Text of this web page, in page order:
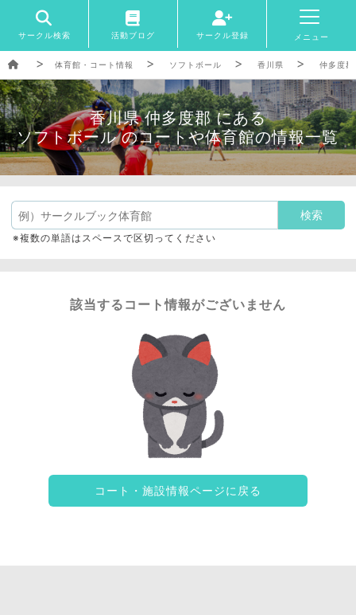
サークル検索 活動ブログ サークル登録 メニュー
体育館・コート情報 ソフトボール 香川県 仲多度郡
香川県 仲多度郡 にある
ソフトボール のコートや体育館の情報一覧
※複数の単語はスペースで区切ってください
該当するコート情報がございません
コート・施設情報ページに戻る